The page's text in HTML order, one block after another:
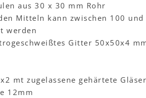
aus 30 x 30 mm Rohr
Mitteln kann zwischen 100 und
werden
Gitter 50x50x4
mt zugelassene gehärtete
12mm